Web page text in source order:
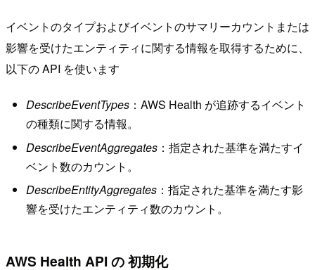
イベントのタイプおよびイベントのサマリーカウントまたは
影響を受けたエンティティに関する情報を取得するために、
以下の API を使います
DescribeEventTypes：AWS Health が追跡するイベント
の種類に関する情報。
DescribeEventAggregates：指定された基準を満たすイ
ベント数のカウント。
DescribeEntityAggregates：指定された基準を満たす影
響を受けたエンティティ数のカウント。
AWS Health API の 初期化